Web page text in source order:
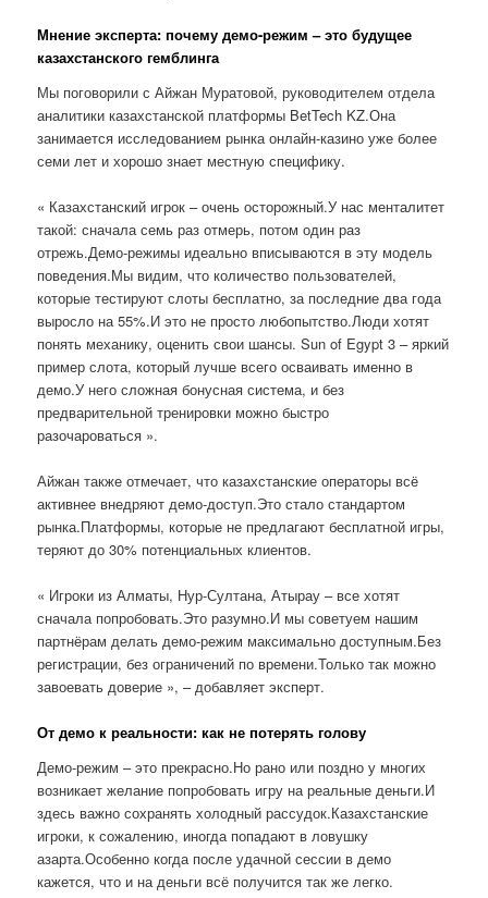
Мнение эксперта: почему демо-режим – это будущее
казахстанского гемблинга
Мы поговорили с Айжан Муратовой, руководителем отдела
аналитики казахстанской платформы BetTech KZ.Она
занимается исследованием рынка онлайн-казино уже более
семи лет и хорошо знает местную специфику.
« Казахстанский игрок – очень осторожный.У нас менталитет
такой: сначала семь раз отмерь, потом один раз
отрежь.Демо-режимы идеально вписываются в эту модель
поведения.Мы видим, что количество пользователей,
которые тестируют слоты бесплатно, за последние два года
выросло на 55%.И это не просто любопытство.Люди хотят
понять механику, оценить свои шансы. Sun of Egypt 3 – яркий
пример слота, который лучше всего осваивать именно в
демо.У него сложная бонусная система, и без
предварительной тренировки можно быстро
разочароваться ».
Айжан также отмечает, что казахстанские операторы всё
активнее внедряют демо-доступ.Это стало стандартом
рынка.Платформы, которые не предлагают бесплатной игры,
теряют до 30% потенциальных клиентов.
« Игроки из Алматы, Нур-Султана, Атырау – все хотят
сначала попробовать.Это разумно.И мы советуем нашим
партнёрам делать демо-режим максимально доступным.Без
регистрации, без ограничений по времени.Только так можно
завоевать доверие », – добавляет эксперт.
От демо к реальности: как не потерять голову
Демо-режим – это прекрасно.Но рано или поздно у многих
возникает желание попробовать игру на реальные деньги.И
здесь важно сохранять холодный рассудок.Казахстанские
игроки, к сожалению, иногда попадают в ловушку
азарта.Особенно когда после удачной сессии в демо
кажется, что и на деньги всё получится так же легко.